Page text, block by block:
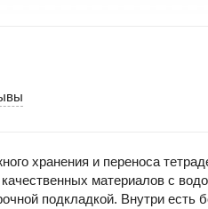
хранения и переноса
материалов с
подкладкой. Внутри есть